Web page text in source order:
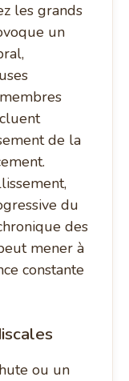
les grands
un
de la
du
des
mener à
constante
ou un